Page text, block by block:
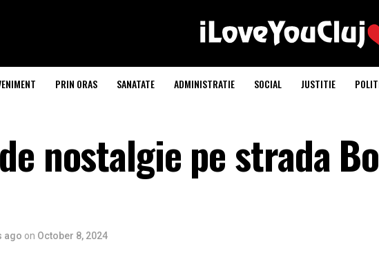
PRIN ORAS SANATATE ADMINISTRATIE SOCIAL JUSTITIE
nostalgie pe strada
ago on October 8, 2024